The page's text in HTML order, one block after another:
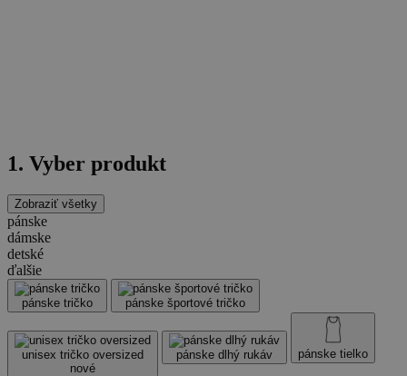
1. Vyber produkt
Zobraziť všetky
pánske
dámske
detské
ďalšie
pánske tričko pánske športové tričko
unisex tričko oversized
nové
pánske dlhý rukáv pánske tielko